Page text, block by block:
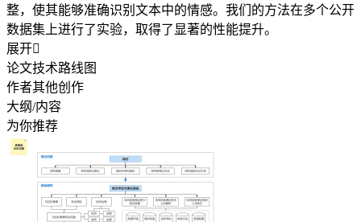
整，使其能够准确识别文本中的情感。我们的方法在多个公开
数据集上进行了实验，取得了显著的性能提升。
展开
论文技术路线图
作者其他创作
大纲/内容
为你推荐